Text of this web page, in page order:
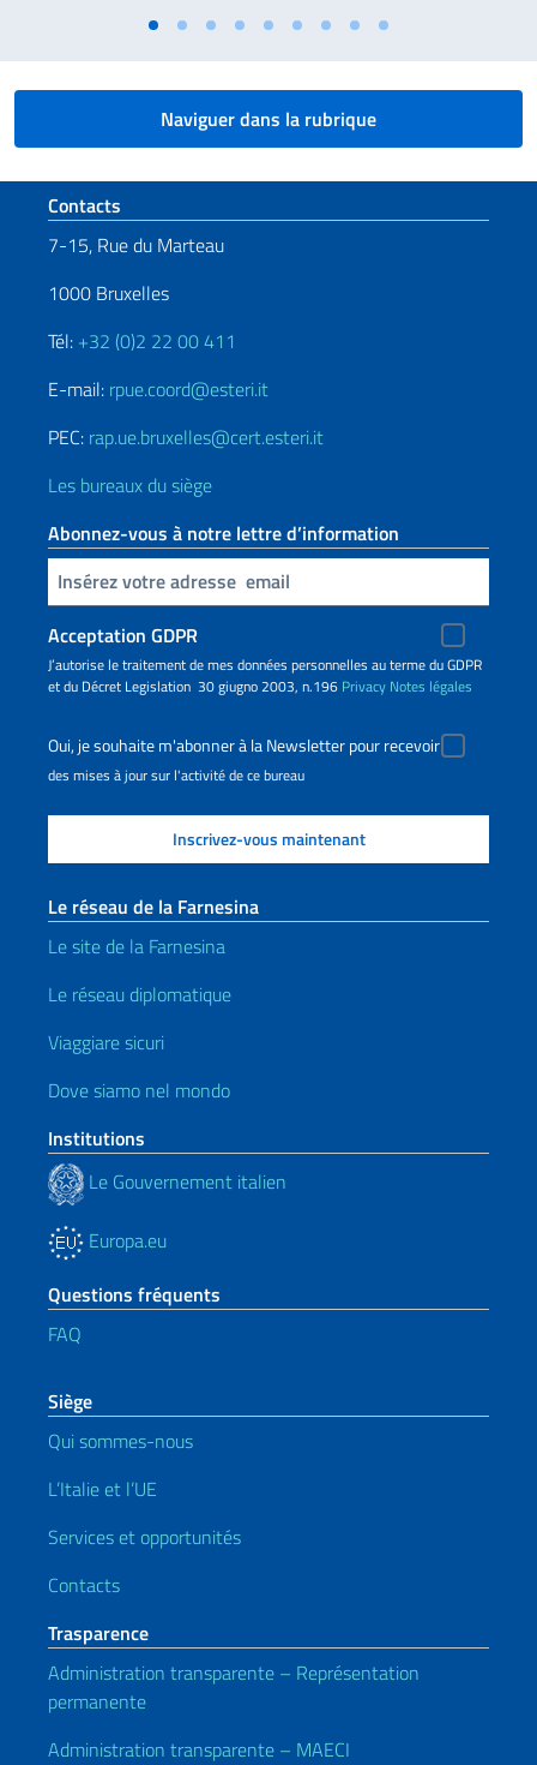
Naviguer dans la rubrique
Section de pied de page
Contacts
7-15, Rue du Marteau
1000 Bruxelles
Tél: +32 (0)2 22 00 411
E-mail: rpue.coord@esteri.it
PEC: rap.ue.bruxelles@cert.esteri.it
Les bureaux du siège
Abonnez-vous à notre lettre d’information
Insert your email
Acceptation GDPR
J’autorise le traitement de mes données personnelles au terme du GDPR
et du Décret Legislation 30 giugno 2003, n.196 Privacy Notes légales
Oui, je souhaite m'abonner à la Newsletter pour recevoir
des mises à jour sur l'activité de ce bureau
Le réseau de la Farnesina
Le site de la Farnesina
Le réseau diplomatique
Viaggiare sicuri
Dove siamo nel mondo
Institutions
Le Gouvernement italien
Europa.eu
Questions fréquents
FAQ
Siège
Qui sommes-nous
L’Italie et l’UE
Services et opportunités
Contacts
Trasparence
Administration transparente – Représentation
permanente
Administration transparente – MAECI